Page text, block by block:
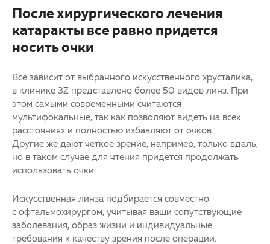
После хирургического лечения
катаракты все равно придется
носить очки
Все зависит от выбранного искусственного хрусталика,
в клинике 3Z представлено более 50 видов линз. При
этом самыми современными считаются
мультифокальные, так как позволяют видеть на всех
расстояниях и полностью избавляют от очков.
Другие же дают четкое зрение, например, только вдаль,
но в таком случае для чтения придется продолжать
использовать очки.
Искусственная линза подбирается совместно
с офтальмохирургом, учитывая ваши сопутствующие
заболевания, образ жизни и индивидуальные
требования к качеству зрения после операции.